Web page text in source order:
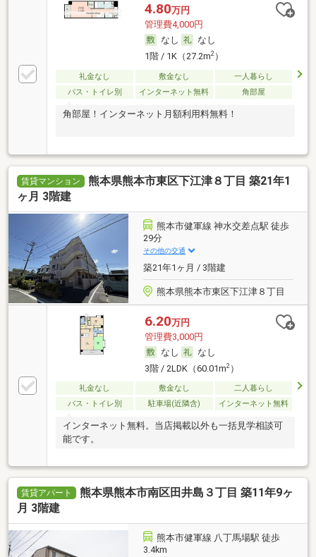
4.80万円
管理費4,000円
なし
なし
1階 / 1K（27.2m2）
礼金なし 敷金なし
一人暮らし
バス・トイレ別
インターネット無料 角部屋
角部屋！インターネット月額利用料無料！
賃貸マンション
熊本県熊本市東区下江津８丁目 築21年1
ヶ月 3階建
熊本市健軍線 神水交差点駅 徒歩
29分
その他の交通
築21年1ヶ月 / 3階建
熊本県熊本市東区下江津８丁目
6.20万円
管理費3,000円
なし
なし
3階 / 2LDK（60.01m2）
礼金なし 敷金なし
二人暮らし
バス・トイレ別
駐車場(近隣含) インターネット無料
インターネット無料。当店掲載以外も一括見学相談可
能です。
賃貸アパート
熊本県熊本市南区田井島３丁目 築11年9ヶ
月 3階建
熊本市健軍線 八丁馬場駅 徒歩
3.4km